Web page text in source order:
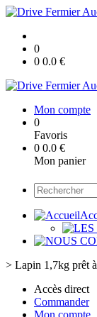
0
0 0.0 €
Mon compte
0
Favoris
0 0.0 €
Mon panier
> Lapin 1,7kg prêt
Accès direct
Commander
Mon compte